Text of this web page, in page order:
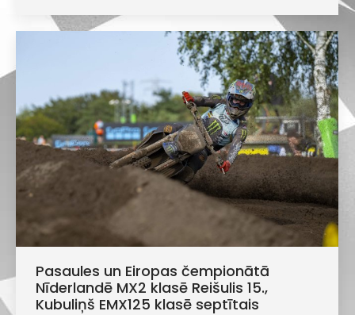
Pasaules un Eiropas čempionātā
Nīderlandē MX2 klasē Reišulis 15.,
Kubuliņš EMX125 klasē septītais